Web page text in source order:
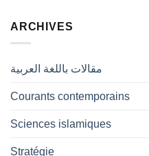
ARCHIVES
مقالات باللغة العربية
Courants contemporains
Sciences islamiques
Stratégie